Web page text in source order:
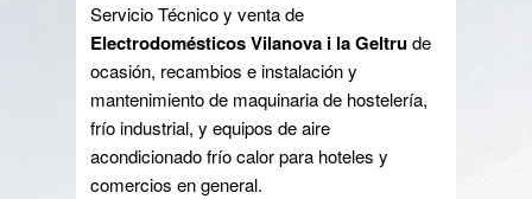
Servicio Técnico y venta de
Electrodomésticos Vilanova i la Geltrude
ocasión, recambios e instalación y
mantenimiento de maquinaria de hostelería,
frío industrial, y equipos de aire
acondicionado frío calor para hoteles y
comercios en general.